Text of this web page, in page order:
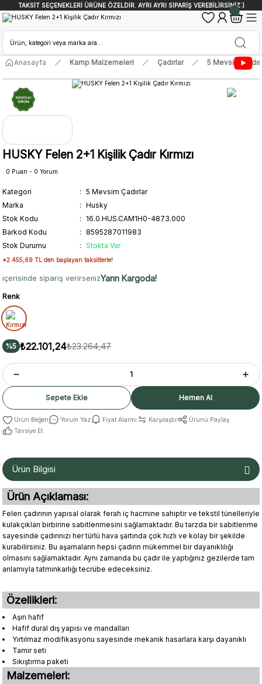
TAKSİT SEÇENEKLERİ ÜRÜNE ÖZELDİR. AYRI AYRI SİPARİŞ VEREBİLİRSİNİZ:)
Anasayfa Kamp Malzemeleri Çadırlar 5 Mevsim
HUSKY Felen 2+1 Kişilik Çadır Kırmızı
0 Puan - 0 Yorum
Kategori
5 Mevsim Çadırlar
Marka
Husky
Stok Kodu
16.0.HUS.CAM1H0-4873.000
Barkod Kodu
8595287011983
Stok Durumu
Stokta Var
*2.455,69 TL den başlayan taksitlerle!
içerisinde sipariş verirsenizYarın Kargoda!
Renk
%5 ₺22.101,24₺23.264,47
Sepete Ekle Hemen Al
Yorum Yaz Fiyat Alarmı Karşılaştır
Ürünü Paylaş
Tavsiye Et
Ürün Bilgisi
Ürün Açıklaması:
Felen çadırının yapısal olarak ferah iç hacmine sahiptir ve tekstil tünelleriyle
kulakçıkları birbirine sabitlenmesini sağlamaktadır. Bu tarzda bir sabitlenme
sayesinde çadırınızı her türlü hava şartında çok hızlı ve kolay bir şekilde
kurabilirsiniz. Bu aşamaların hepsi çadırın mükemmel bir dayanıklılığı
olmasını sağlamaktadır. Aynı zamanda bu çadır ile yaptığınız gezilerde tam
anlamıyla tatminkarlığı tecrübe edeceksiniz.
Özellikleri:
Aşırı hafif
Hafif dural dış yapısı ve mandalları
Yırtılmaz modifikasyonu sayesinde mekanik hasarlara karşı dayanıklı
Tamir seti
Sıkıştırma paketi
Malzemeleri: